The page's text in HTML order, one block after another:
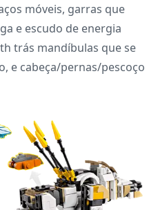
móveis, garras que
e escudo de energia
trás mandíbulas que se
e cabeça/pernas/pescoço